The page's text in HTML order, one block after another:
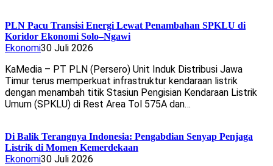
PLN Pacu Transisi Energi Lewat Penambahan SPKLU di
Koridor Ekonomi Solo–Ngawi
Ekonomi30 Juli 2026
KaMedia – PT PLN (Persero) Unit Induk Distribusi Jawa
Timur terus memperkuat infrastruktur kendaraan listrik
dengan menambah titik Stasiun Pengisian Kendaraan Listrik
Umum (SPKLU) di Rest Area Tol 575A dan…
Di Balik Terangnya Indonesia: Pengabdian Senyap Penjaga
Listrik di Momen Kemerdekaan
Ekonomi30 Juli 2026